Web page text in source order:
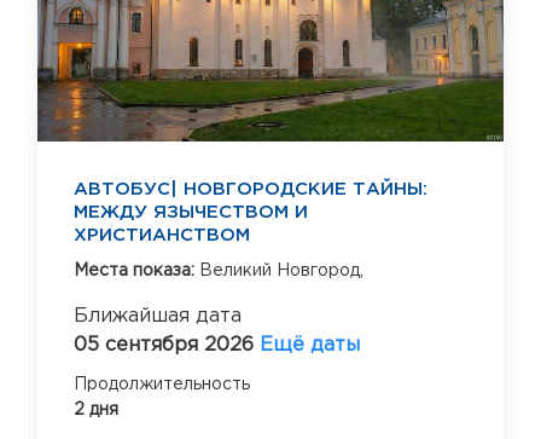
АВТОБУС| НОВГОРОДСКИЕ ТАЙНЫ:
МЕЖДУ ЯЗЫЧЕСТВОМ И
ХРИСТИАНСТВОМ
Места показа: Великий Новгород,
Ближайшая дата
05 сентября 2026 Ещё даты
Продолжительность
2 дня